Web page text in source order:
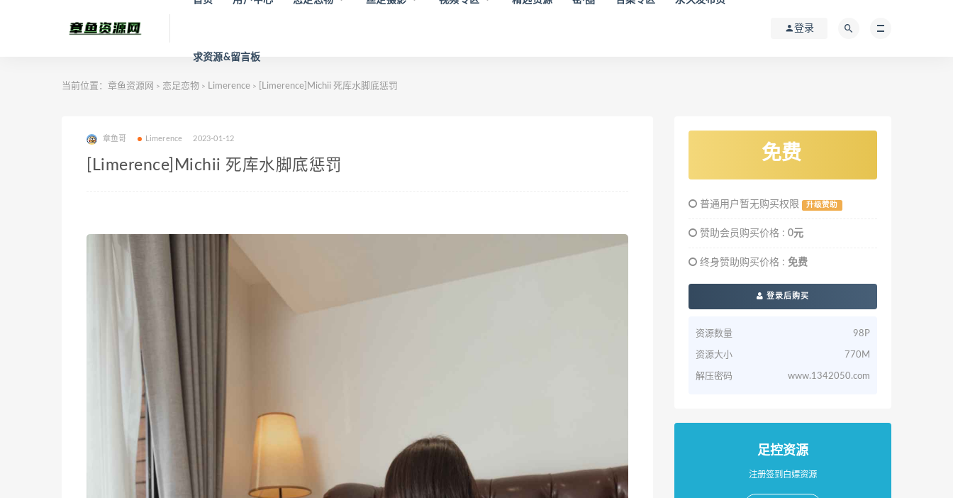
求资源&留言板
登录
当前位置： 章鱼资源网 > 恋足恋物 > Limerence > [Limerence]Michii 死库水脚底惩罚
章鱼哥 Limerence 2023-01-12
[Limerence]Michii 死库水脚底惩罚
免费
普通用户暂无购买权限 升级赞助
赞助会员购买价格 : 0元
终身赞助购买价格 : 免费
登录后购买
资源数量 98P
资源大小 770M
解压密码 www.1342050.com
足控资源
注册签到白嫖资源